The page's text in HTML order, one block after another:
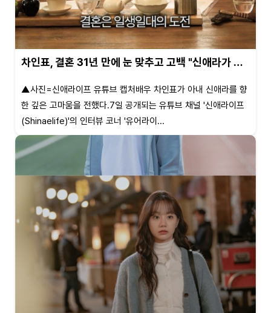
차인표, 결혼 31년 만에 눈 맞추고 고백 "신애라가 …
▲사진=신애라이프 유튜브 캡처배우 차인표가 아내 신애라를 향
한 깊은 고마움을 전했다.7일 공개되는 유튜브 채널 '신애라이프
(Shinaelife)'의 인터뷰 코너 '유어라이...